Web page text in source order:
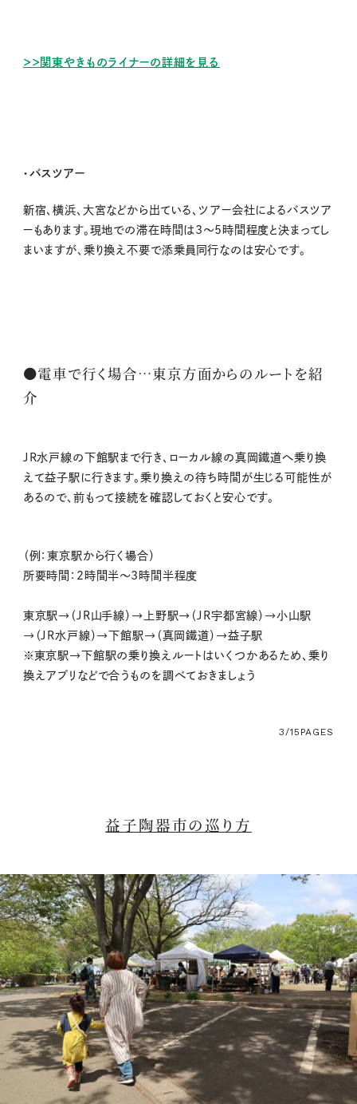
＞＞関東やきものライナーの詳細を見る
・バスツアー
新宿、横浜、大宮などから出ている、ツアー会社によるバスツア
ーもあります。現地での滞在時間は3～5時間程度と決まってし
まいますが、乗り換え不要で添乗員同行なのは安心です。
●電車で行く場合…東京方面からのルートを紹
介
JR水戸線の下館駅まで行き、ローカル線の真岡鐵道へ乗り換
えて益子駅に行きます。乗り換えの待ち時間が生じる可能性が
あるので、前もって接続を確認しておくと安心です。
（例：東京駅から行く場合）
所要時間：2時間半～3時間半程度
東京駅→（JR山手線）→上野駅→（JR宇都宮線）→小山駅
→（JR水戸線）→下館駅→（真岡鐵道）→益子駅
※東京駅→下館駅の乗り換えルートはいくつかあるため、乗り
換えアプリなどで合うものを調べておきましょう
3/15 PAGES
益子陶器市の巡り方